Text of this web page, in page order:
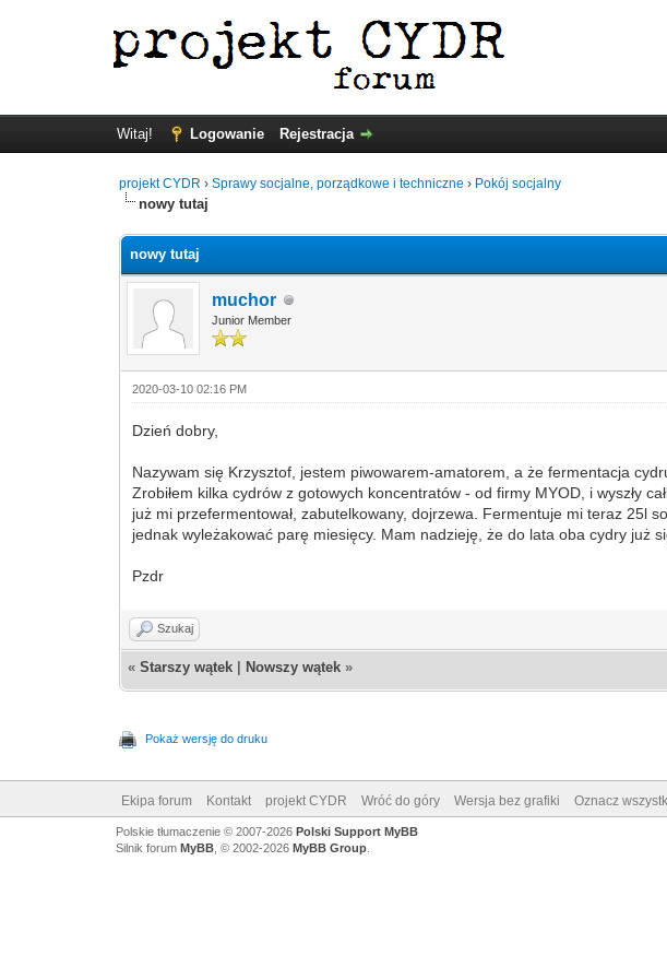
Witaj! Logowanie Rejestracja
projekt CYDR ›Sprawy socjalne, porządkowe i techniczne › Pokój socjalny
nowy tutaj
nowy tutaj
muchor
Junior Member
2020-03-10 02:16 PM
Dzień dobry,
Nazywam się Krzysztof, jestem piwowarem-amatorem, a że fermentacja
Zrobiłem kilka cydrów z gotowych koncentratów - od firmy MYOD, i wyszły
już mi przefermentował, zabutelkowany, dojrzewa. Fermentuje mi teraz 25l
jednak wyleżakować parę miesięcy. Mam nadzieję, że do lata oba cydry już
Pzdr
Szukaj
«Starszy wątek Nowszy wątek »
Pokaż wersję do druku
Ekipa forum Kontakt projekt CYDR Wróć do góry Wersja bez grafiki Oznacz
Polskie tłumaczenie © 2007-2026 Polski Support MyBB
Silnik forum MyBB, © 2002-2026 MyBB Group.